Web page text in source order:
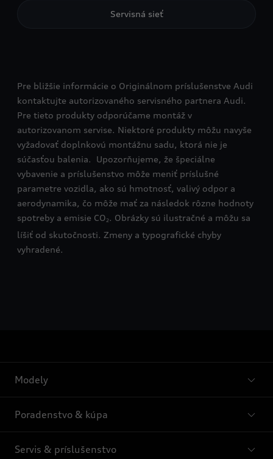
Servisná sieť
Pre bližšie informácie o Originálnom príslušenstve Audi
kontaktujte autorizovaného servisného partnera Audi.
Pre tieto produkty odporúčame montáž v
autorizovanom servise. Niektoré produkty môžu navyše
vyžadovať doplnkovú montážnu sadu, ktorá nie je
súčasťou balenia. Upozorňujeme, že špeciálne
vybavenie a príslušenstvo môže meniť príslušné
parametre vozidla, ako sú hmotnosť, valivý odpor a
aerodynamika, čo môže mať za následok rôzne hodnoty
spotreby a emisie CO2. Obrázky sú ilustračné a môžu sa
líšiť od skutočnosti. Zmeny a typografické chyby
vyhradené.
Modely
Poradenstvo & kúpa
Servis & príslušenstvo